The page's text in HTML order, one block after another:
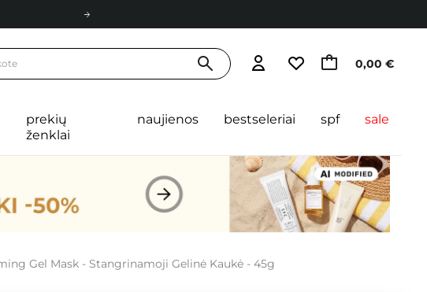
0,00 €
prekių
ženklai
naujienos bestseleriai spf sale
Gel Mask - Stangrinamoji Gelinė Kaukė - 45g